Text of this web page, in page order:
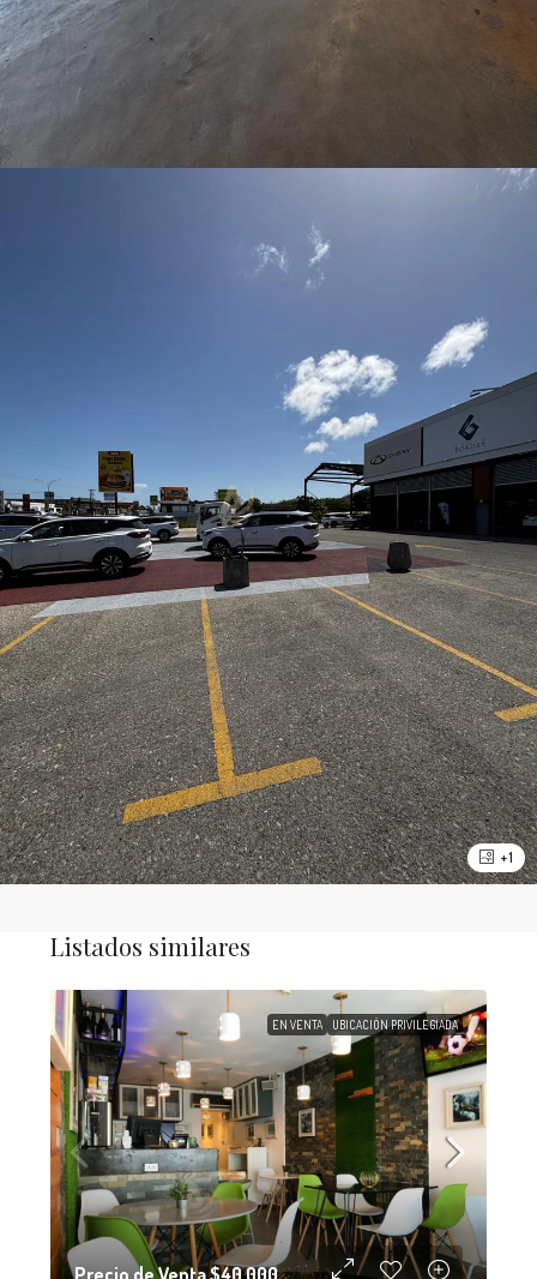
+ 1
Listados similares
EN VENTA UBICACIÓN PRIVILEGIADA
Precio de Venta$40,000